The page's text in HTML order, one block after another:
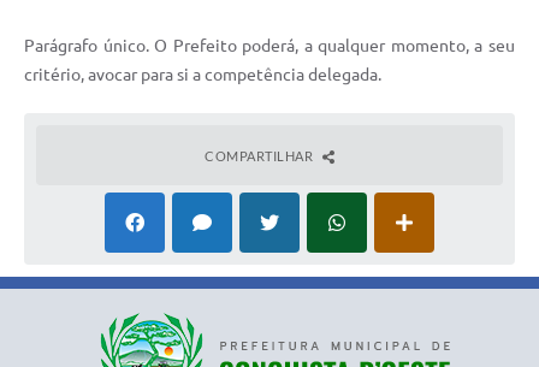
Parágrafo único. O Prefeito poderá, a qualquer momento, a seu
critério, avocar para si a competência delegada.
COMPARTILHAR